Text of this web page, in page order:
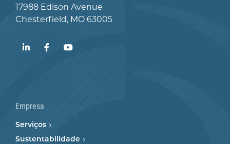
17988 Edison Avenue
Chesterfield, MO 63005
LinkedInFacebookYouTube
Empresa
Serviços
Sustentabilidade